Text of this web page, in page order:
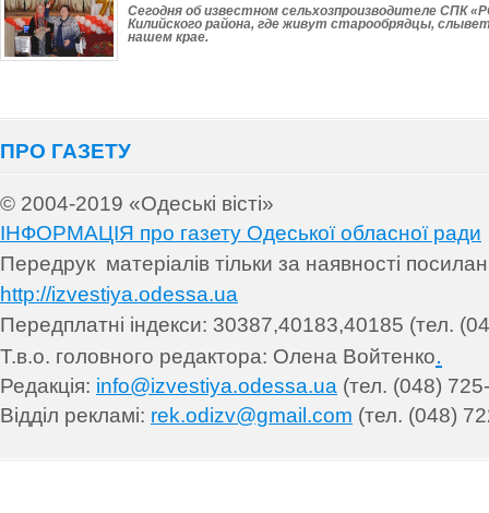
Сегодня об известном сельхозпроизводителе СПК
Килийского района, где живут старообрядцы,
нашем крае.
ПРО ГАЗЕТУ
© 2004-2019 «Одеські вісті»
ІНФОРМАЦІЯ про газету Одеської обласної ради
Передрук матеріалів тільки за наявності
http://izvestiya.odessa.ua
Передплатні індекси: 30387,40183,40185 (тел.
Т.в.о. головного редактора: Олена Войтенко.
Редакція: info@izvestiya.odessa.ua (тел. (048)
Відділ рекламі: rek.odizv@gmail.com (тел. (048)